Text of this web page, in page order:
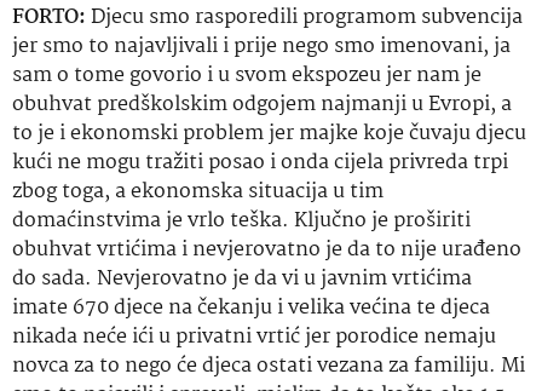
FORTO:Djecu smo rasporedili programom subvencija
jer smo to najavljivali i prije nego smo imenovani, ja
sam o tome govorio i u svom ekspozeu jer nam je
obuhvat predškolskim odgojem najmanji uEvropi, a
to je i ekonomski problem jer majke koje čuvaju djecu
kući ne mogu tražiti posao i onda cijela privreda trpi
zbog toga, a ekonomska situacija u tim
domaćinstvima je vrlo teška. Ključno je proširiti
obuhvat vrtićima inevjerovatnoje da to nije urađeno
do sada. Nevjerovatnoje da vi u javnim vrtićima
imate 670 djece na čekanju i velika većina te djeca
nikada neće ići u privatni vrtić jer porodice nemaju
novca za to nego će djeca ostati vezana za familiju. Mi